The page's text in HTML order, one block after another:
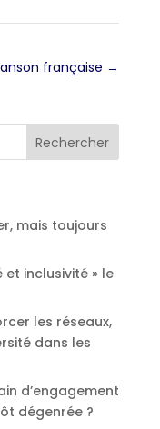
française →
mais toujours
et inclusivité » le
les réseaux,
dans les
d’engagement
dégenrée ?